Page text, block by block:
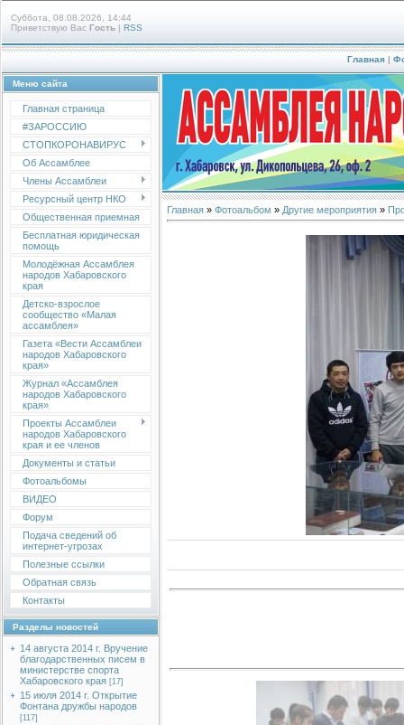
Суббота, 08.08.2026, 14:44
Приветствую Вас Гость | RSS
Главная |
Меню сайта
Главная страница
#ЗАРОССИЮ
СТОПКОРОНАВИРУС
Об Ассамблее
Члены Ассамблеи
Ресурсный центр НКО
Общественная приемная
Бесплатная юридическая
помощь
Молодёжная Ассамблея
народов Хабаровского
края
Детско-взрослое
сообщество «Малая
ассамблея»
Газета «Вести Ассамблеи
народов Хабаровского
края»
Журнал «Ассамблея
народов Хабаровского
края»
Проекты Ассамблеи
народов Хабаровского
края и ее членов
Документы и статьи
Фотоальбомы
ВИДЕО
Форум
Подача сведений об
интернет-угрозах
Полезные ссылки
Обратная связь
Контакты
Разделы новостей
14 августа 2014 г. Вручение
благодарственных писем в
министерстве спорта
Хабаровского края [17]
15 июля 2014 г. Открытие
Фонтана дружбы народов
[117]
Главная » Фотоальбом » Другие мероприятия »